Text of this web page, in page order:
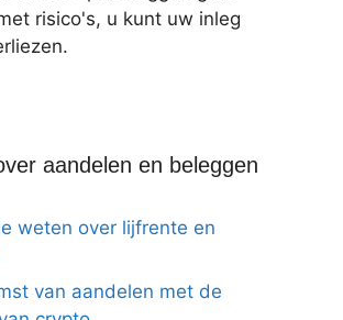
risico's, u kunt uw inleg
aandelen en beleggen
weten over lijfrente en
van aandelen met de